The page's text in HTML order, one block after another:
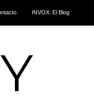
INVOX: El Blog